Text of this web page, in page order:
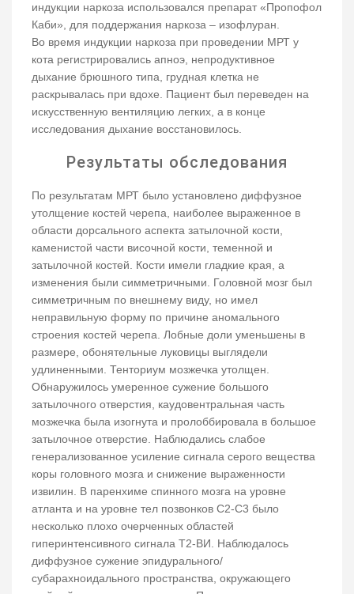
индукции наркоза использовался препарат «Пропофол
Каби», для поддержания наркоза – изофлуран.
Во время индукции наркоза при проведении МРТ у
кота регистрировались апноэ, непродуктивное
дыхание брюшного типа, грудная клетка не
раскрывалась при вдохе. Пациент был переведен на
искусственную вентиляцию легких, а в конце
исследования дыхание восстановилось.
Результаты обследования
По результатам МРТ было установлено диффузное
утолщение костей черепа, наиболее выраженное в
области дорсального аспекта затылочной кости,
каменистой части височной кости, теменной и
затылочной костей. Кости имели гладкие края, а
изменения были симметричными. Головной мозг был
симметричным по внешнему виду, но имел
неправильную форму по причине аномального
строения костей черепа. Лобные доли уменьшены в
размере, обонятельные луковицы выглядели
удлиненными. Тенториум мозжечка утолщен.
Обнаружилось умеренное сужение большого
затылочного отверстия, каудовентральная часть
мозжечка была изогнута и пролоббировала в большое
затылочное отверстие. Наблюдались слабое
генерализованное усиление сигнала серого вещества
коры головного мозга и снижение выраженности
извилин. В паренхиме спинного мозга на уровне
атланта и на уровне тел позвонков С2-С3 было
несколько плохо очерченных областей
гиперинтенсивного сигнала Т2-ВИ. Наблюдалось
диффузное сужение эпидурального/
субарахноидального пространства, окружающего